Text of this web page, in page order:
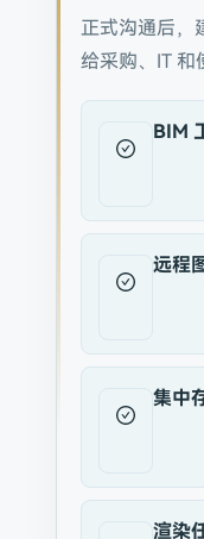
正式沟通后，
给采购、IT 和
BIM
远程
集中
渲染